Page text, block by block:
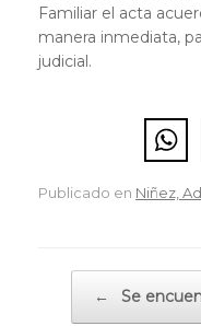
Familiar el acta
manera inmediata,
judicial.
Publicado en Niñez,
← Se